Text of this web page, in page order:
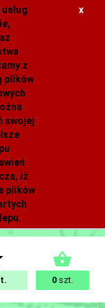
z
plików
swojej
iż
plików
x
0 szt.